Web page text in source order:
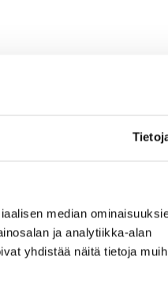
median
ja analytiikka-alan
yhdistää näitä tietoja